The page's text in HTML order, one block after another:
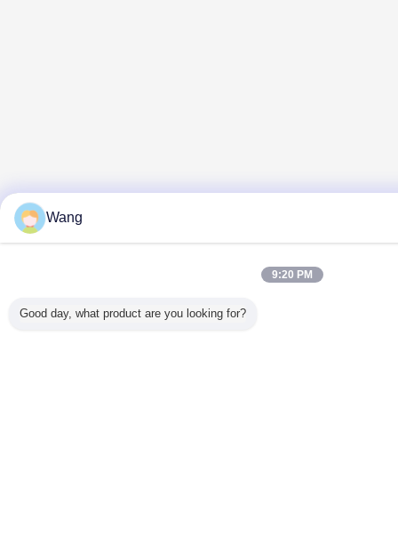
Wang
9:20 PM
Good day, what product are you looking for?